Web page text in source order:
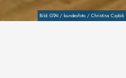
CopyrightGTAI / bundesfoto / Christina Czybik